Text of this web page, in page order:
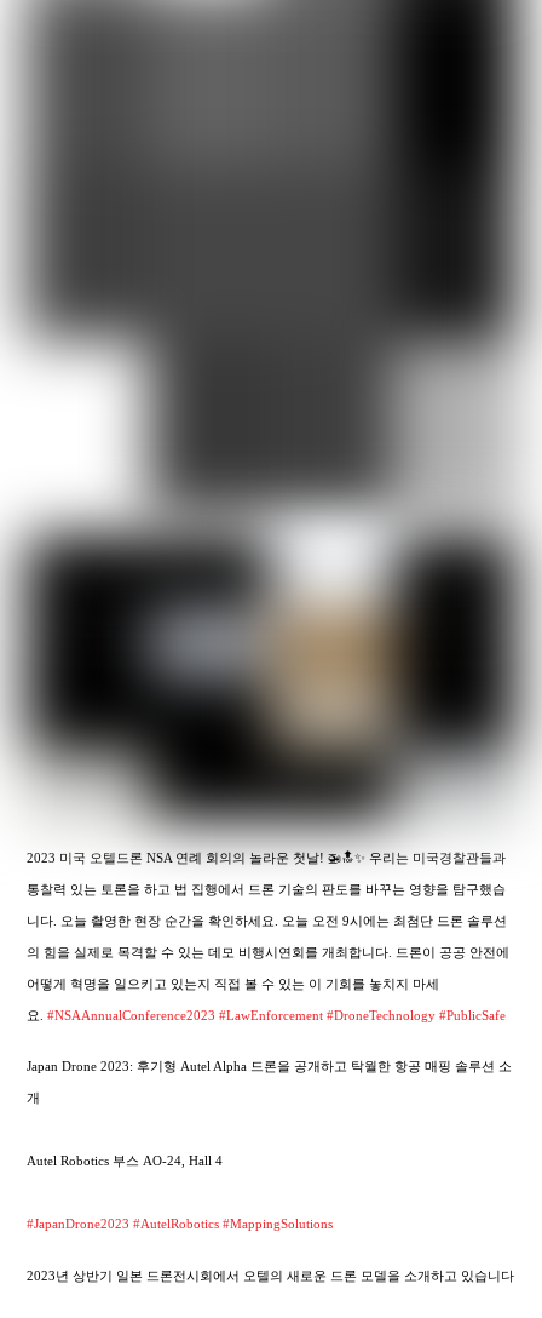
2023 미국 오텔드론 NSA 연례 회의의 놀라운 첫날! 🚁🔝✨ 우리는 미국경찰관들과
통찰력 있는 토론을 하고 법 집행에서 드론 기술의 판도를 바꾸는 영향을 탐구했습
니다. 오늘 촬영한 현장 순간을 확인하세요. 오늘 오전 9시에는 최첨단 드론 솔루션
의 힘을 실제로 목격할 수 있는 데모 비행시연회를 개최합니다. 드론이 공공 안전에
어떻게 혁명을 일으키고 있는지 직접 볼 수 있는 이 기회를 놓치지 마세
요.#NSAAnnualConference2023 #LawEnforcement #DroneTechnology #PublicSafe
Japan Drone 2023: 후기형 Autel Alpha 드론을 공개하고 탁월한 항공 매핑 솔루션 소
개
Autel Robotics 부스 AO-24, Hall 4
#JapanDrone2023#AutelRobotics#MappingSolutions
2023년 상반기 일본 드론전시회에서 오텔의 새로운 드론 모델을 소개하고 있습니다